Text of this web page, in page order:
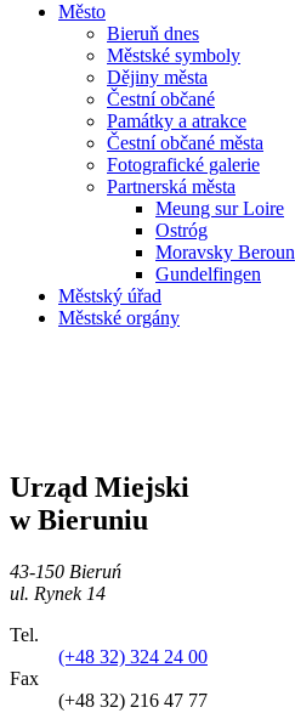
Město
Bieruň dnes
Městské symboly
Dějiny města
Čestní občané
Památky a atrakce
Čestní občané města
Fotografické galerie
Partnerská města
Meung sur Loire
Ostróg
Moravsky Beroun
Gundelfingen
Městský úřad
Městské orgány
Urząd Miejski
w Bieruniu
43-150 Bieruń
ul. Rynek 14
Tel.
(+48 32) 324 24 00
Fax
(+48 32) 216 47 77